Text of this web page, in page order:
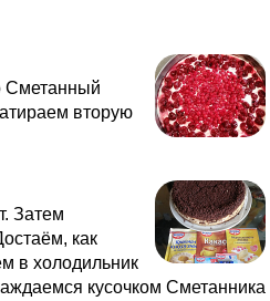
Сметанный
вторую
Затем
как
в холодильник
кусочком Сметанника